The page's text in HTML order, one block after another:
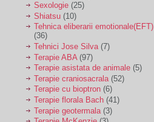
Sexologie (25)
Shiatsu (10)
Tehnica eliberarii emotionale(EFT)
(36)
Tehnici Jose Silva(7)
Terapie ABA (97)
Terapie asistata de animale (5)
Terapie craniosacrala (52)
Terapie cu bioptron (6)
Terapie florala Bach (41)
Terapie geotermala (3)